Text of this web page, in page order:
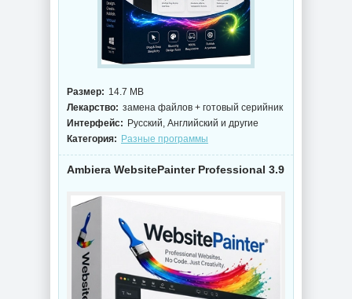
Размер: 14.7 MB
Лекарство: замена файлов + готовый серийник
Интерфейс: Русский, Английский и другие
Категория: Разные программы
Ambiera WebsitePainter Professional 3.9